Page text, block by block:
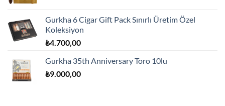
Gurkha 6 Cigar Gift Pack Sınırlı Üretim Özel
Koleksiyon
₺4.700,00
Gurkha 35th Anniversary Toro 10lu
₺9.000,00